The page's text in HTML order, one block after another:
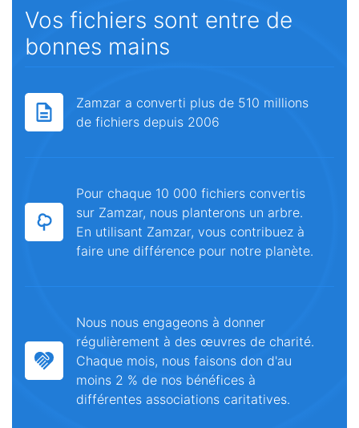
Vos fichiers sont entre de
bonnes mains
Zamzar a converti plus de 510 millions
de fichiers depuis 2006
Pour chaque 10 000 fichiers convertis
sur Zamzar, nous planterons un arbre.
En utilisant Zamzar, vous contribuez à
faire une différence pour notre planète.
Nous nous engageons à donner
régulièrement à des œuvres de charité.
Chaque mois, nous faisons don d'au
moins 2 % de nos bénéfices à
différentes associations caritatives.